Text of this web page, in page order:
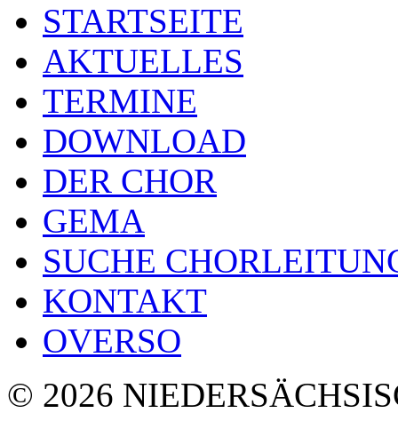
STARTSEITE
AKTUELLES
TERMINE
DOWNLOAD
DER CHOR
GEMA
SUCHE
KONTAKT
OVERSO
© 2026